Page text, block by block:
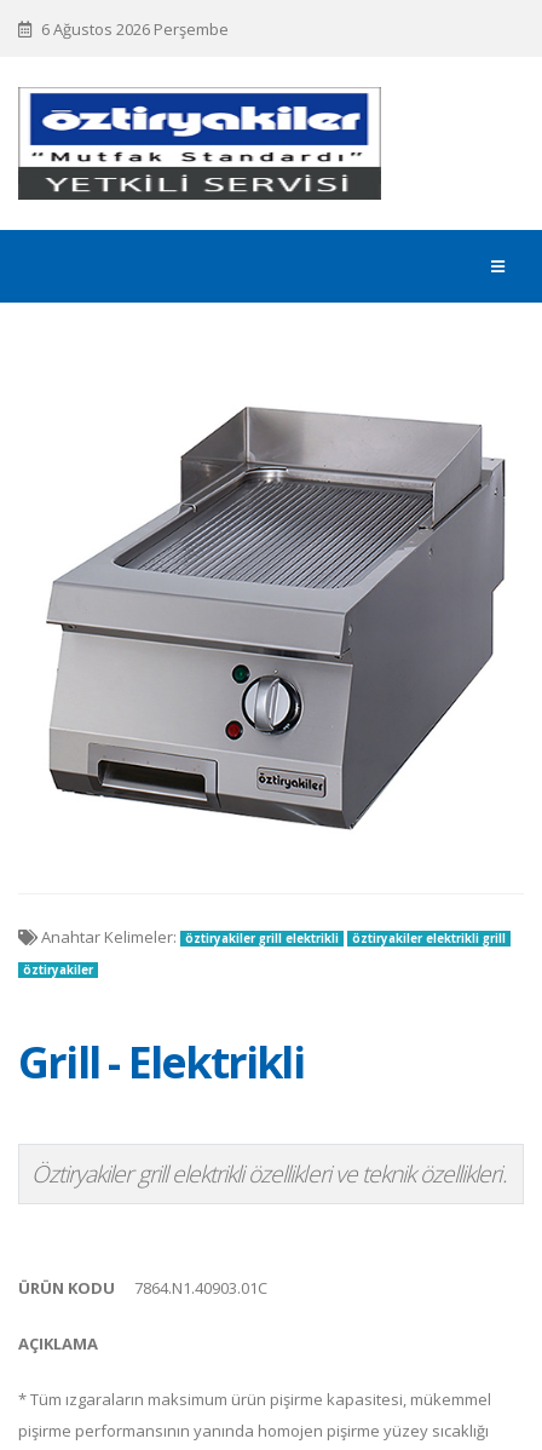
6 Ağustos 2026 Perşembe
Grill - Elektrikli
Öztiryakiler grill elektrikli özellikleri ve teknik özellikleri.
ÜRÜN KODU 7864.N1.40903.01C
AÇIKLAMA
* Tüm ızgaraların maksimum ürün pişirme kapasitesi, mükemmel
pişirme performansının yanında homojen pişirme yüzey sıcaklığı
Anahtar Kelimeler: öztiryakiler grill elektrikli
öztiryakiler elektrikli grill
öztiryakiler